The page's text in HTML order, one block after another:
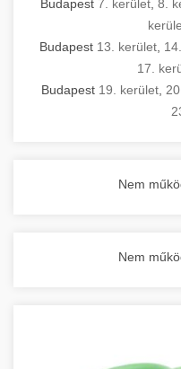
Budapest 7. kerület, 8.
Budapest 13. kerület
17.
Budapest 19. kerület
Nem
Nem